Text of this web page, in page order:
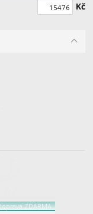
Kč
ZDARMA